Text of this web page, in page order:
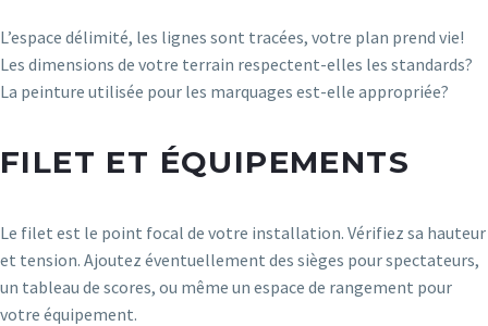
L’espace délimité, les lignes sont tracées, votre plan prend vie!
Les dimensions de votre terrain respectent-elles les standards?
La peinture utilisée pour les marquages est-elle appropriée?
FILET ET ÉQUIPEMENTS
Le filet est le point focal de votre installation. Vérifiez sa hauteur
et tension. Ajoutez éventuellement des sièges pour spectateurs,
un tableau de scores, ou même un espace de rangement pour
votre équipement.